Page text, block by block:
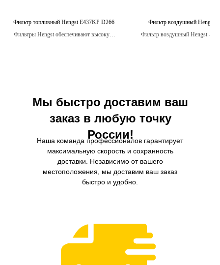
Фильтр топливный Hengst E437KP D266
Фильтры Hengst обеспечивают высокую
Фильтр воздушный Hengst
Фильтр воздушный Hengst - это
Мы быстро доставим ваш
заказ в любую точку
России!
Наша команда профессионалов гарантирует
максимальную скорость и сохранность
доставки. Независимо от вашего
местоположения, мы доставим ваш заказ
быстро и удобно.